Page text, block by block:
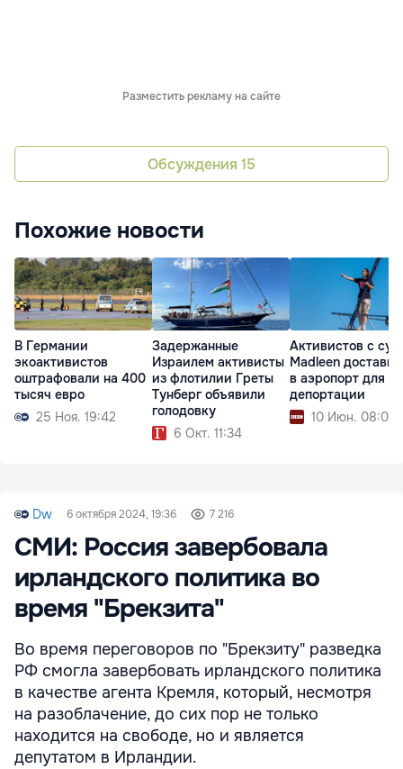
Разместить рекламу на сайте
Обсуждения 15
Похожие новости
В Германии
экоактивистов
оштрафовали на 400
тысяч евро
25 Ноя. 19:42
Задержанные
Израилем активисты
из флотилии Греты
Тунберг объявили
голодовку
6 Окт. 11:34
Активистов с
Madleen
в аэропорт для
депортации
10 Июн. 08:08
Dw 6 октября 2024, 19:36 7 216
СМИ: Россия завербовала
ирландского политика во
время "Брекзита"
Во время переговоров по "Брекзиту" разведка
РФ смогла завербовать ирландского политика
в качестве агента Кремля, который, несмотря
на разоблачение, до сих пор не только
находится на свободе, но и является
депутатом в Ирландии.